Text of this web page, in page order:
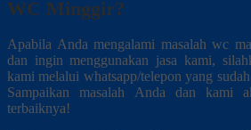
WC Minggir?
Apabila Anda mengalami masalah wc
dan ingin menggunakan jasa kami,
kami melalui whatsapp/telepon yang
Sampaikan masalah Anda dan kami
terbaiknya!